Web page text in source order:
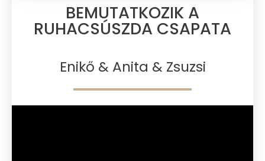
BEMUTATKOZIK A
RUHACSÚSZDA CSAPATA​
Enikő & Anita & Zsuzsi